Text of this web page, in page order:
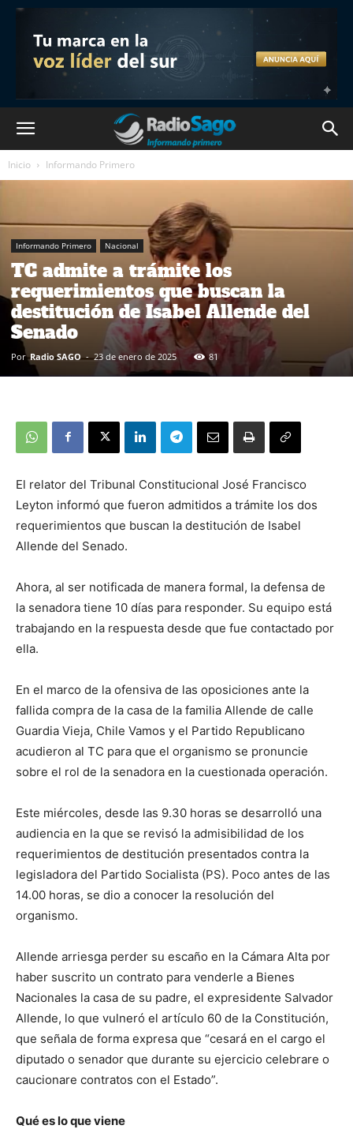
Inicio Informando Primero
Informando Primero Nacional
TC admite a trámite los
requerimientos que buscan la
destitución de Isabel Allende del
Senado
Por Radio SAGO - 23 de enero de 2025 81
El relator del Tribunal Constitucional José Francisco
Leyton informó que fueron admitidos a trámite los dos
requerimientos que buscan la destitución de Isabel
Allende del Senado.
Ahora, al ser notificada de manera formal, la defensa de
la senadora tiene 10 días para responder. Su equipo está
trabajando en la respuesta desde que fue contactado por
ella.
En el marco de la ofensiva de las oposiciones ante la
fallida compra de la casa de la familia Allende de calle
Guardia Vieja, Chile Vamos y el Partido Republicano
acudieron al TC para que el organismo se pronuncie
sobre el rol de la senadora en la cuestionada operación.
Este miércoles, desde las 9.30 horas se desarrolló una
audiencia en la que se revisó la admisibilidad de los
requerimientos de destitución presentados contra la
legisladora del Partido Socialista (PS). Poco antes de las
14.00 horas, se dio a conocer la resolución del
organismo.
Allende arriesga perder su escaño en la Cámara Alta por
haber suscrito un contrato para venderle a Bienes
Nacionales la casa de su padre, el expresidente Salvador
Allende, lo que vulneró el artículo 60 de la Constitución,
que señala de forma expresa que “cesará en el cargo el
diputado o senador que durante su ejercicio celebrare o
caucionare contratos con el Estado”.
Qué es lo que viene